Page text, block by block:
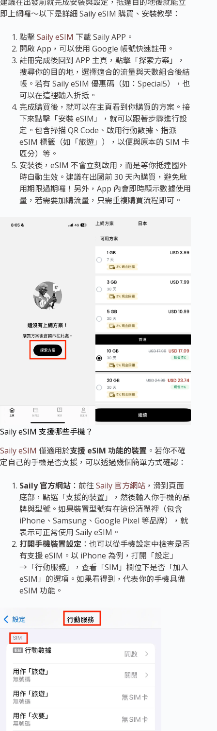
即上網囉～以下是詳細 Saily eSIM 購買、安裝教學：
點擊Saily eSIM 下載 Saily APP。
開啟 App，可以使用 Google 帳號快速註冊。
註冊完成後回到 APP 主頁，點擊「探索方案」，
搜尋你的目的地，選擇適合的流量與天數組合後結
帳。若有 Saily eSIM 優惠碼（如： Special5），也
可以在這裡輸入折抵。
完成購買後，就可以在主頁看到你購買的方案。接
下來點擊「安裝 eSIM」，就可以跟著步驟進行設
定。包含掃描 QR Code、啟用行動數據、指派
eSIM 標籤（如「旅遊」），以便與原本的 SIM 卡
區分）等。
安裝後，eSIM 不會立刻啟用，而是等你抵達國外
時自動生效。建議在出國前 30 天內購買 ，避免啟
用期限過期囉！另外，App 內會即時顯示數據使用
量，若需要加購流量，只需重複購買流程即可。
Saily eSIM 支援哪些手機？
Saily eSIM 僅適用於支援 eSIM 功能的裝置 。若你不確
定自己的手機是否支援，可以透過幾個簡單方式確認：
Saily 官方網站 ：前往Saily 官方網站 ，滑到頁面
底部，點選「支援的裝置」，然後輸入你手機的品
牌與型號。如果裝置型號有在這份清單裡（包含
iPhone、Samsung、Google Pixel 等品牌），就
表示可正常使用 Saily eSIM。
打開手機裝置設定 ：也可以從手機設定中檢查是否
有支援 eSIM。以 iPhone 為例，打開「設定」
→「行動服務」，查看「SIM」欄位下是否「加入
eSIM」的選項。如果看得到，代表你的手機具備
eSIM 功能。